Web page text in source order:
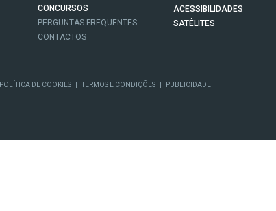
CONCURSOS
PERGUNTAS FREQUENTES
CONTACTOS
ACESSIBILIDADES
SATÉLITES
POLÍTICA DE COOKIES TERMOS E CONDIÇÕES PUBLICIDADE